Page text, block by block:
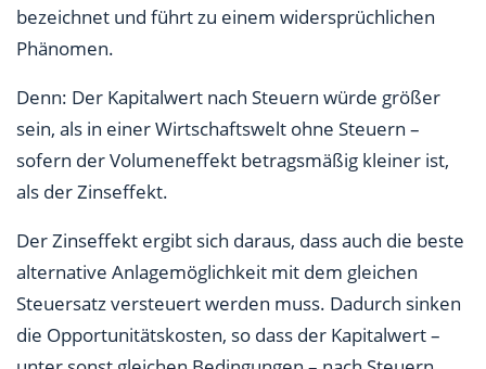
bezeichnet und führt zu einem widersprüchlichen
Phänomen.
Denn: Der Kapitalwert nach Steuern würde größer
sein, als in einer Wirtschaftswelt ohne Steuern –
sofern der Volumeneffekt betragsmäßig kleiner ist,
als der Zinseffekt.
Der Zinseffekt ergibt sich daraus, dass auch die beste
alternative Anlagemöglichkeit mit dem gleichen
Steuersatz versteuert werden muss. Dadurch sinken
die Opportunitätskosten, so dass der Kapitalwert –